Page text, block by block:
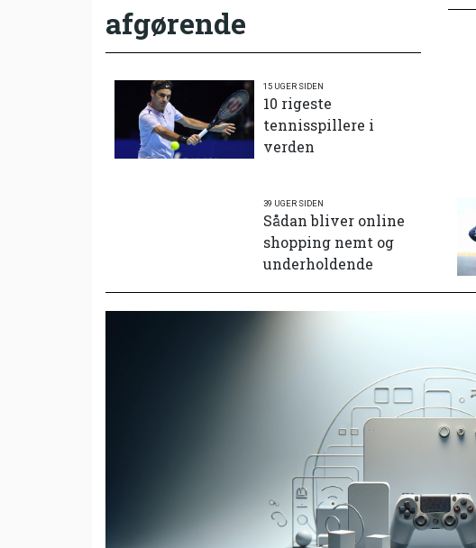
afgørende
15 UGER SIDEN
10 rigeste
tennisspillere i
verden
39 UGER SIDEN
Sådan bliver online
shopping nemt og
underholdende